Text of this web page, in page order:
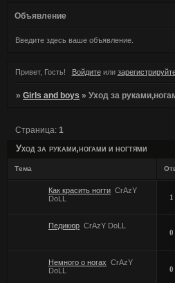
Объявление
Введите здесь ваше объявление.
Привет, Гость! Войдитеили
»Girls and boys »Уход за
Уход за руками,ногами и ногтями
Страница:1
Тема
Как красить ногти CrAzY
DoLL
1
Педикюр CrAzY DoLL
0
Немного о ногах CrAzY
DoLL
0